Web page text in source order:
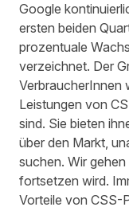
Google
ersten beiden
prozentuale
verzeichnet. Der
VerbraucherInnen
Leistungen von
sind. Sie bieten
über den Markt,
suchen. Wir
fortsetzen wird.
Vorteile von CSS-